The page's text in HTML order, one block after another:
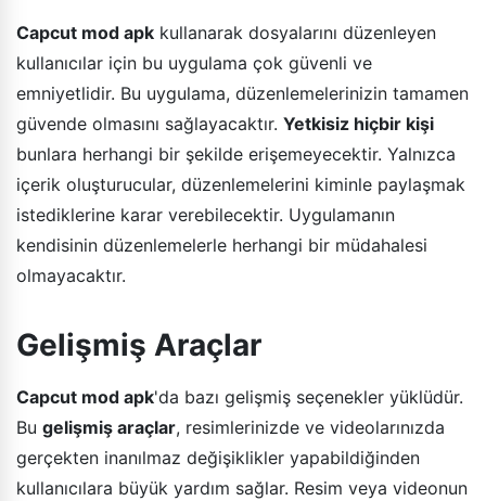
Capcut mod apk kullanarak dosyalarını düzenleyen
kullanıcılar için bu uygulama çok güvenli ve
emniyetlidir. Bu uygulama, düzenlemelerinizin tamamen
güvende olmasını sağlayacaktır. Yetkisiz hiçbir kişi
bunlara herhangi bir şekilde erişemeyecektir. Yalnızca
içerik oluşturucular, düzenlemelerini kiminle paylaşmak
istediklerine karar verebilecektir. Uygulamanın
kendisinin düzenlemelerle herhangi bir müdahalesi
olmayacaktır.
Gelişmiş Araçlar
Capcut mod apk'da bazı gelişmiş seçenekler yüklüdür.
Bu gelişmiş araçlar, resimlerinizde ve videolarınızda
gerçekten inanılmaz değişiklikler yapabildiğinden
kullanıcılara büyük yardım sağlar. Resim veya videonun